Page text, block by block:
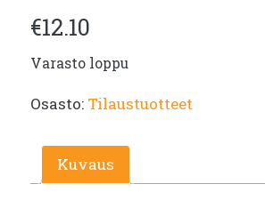
€12.10
Varasto loppu
Osasto: Tilaustuotteet
Kuvaus